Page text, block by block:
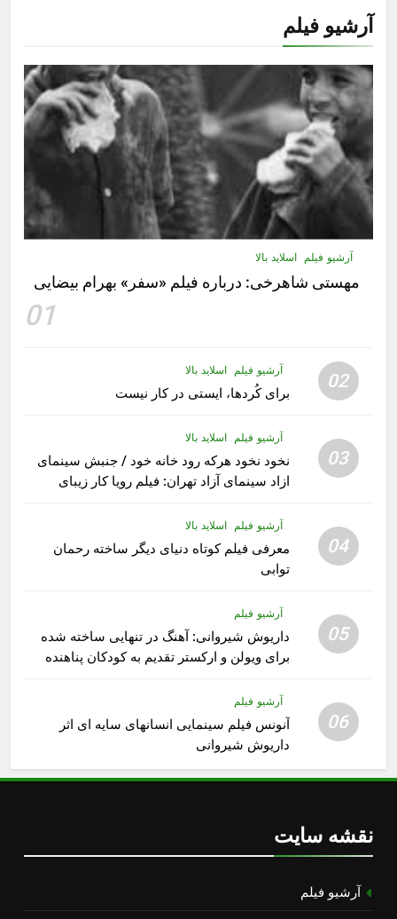
آرشیو فیلم
آرشیو فیلم اسلاید بالا
مهستى شاهرخى:‌ درباره فيلم «سفر» بهرام بیضایی
01
02 آرشیو فیلم اسلاید بالا
برای کُردها، ایستی در کار نیست
03
آرشیو فیلم اسلاید بالا
نخود نخود هرکه رود خانه خود / جنبش سینمای
ازاد سینمای آزاد تهران: فیلم رویا کار زیبای
04
آرشیو فیلم اسلاید بالا
معرفی فیلم کوتاه دنیای دیگر ساخته رحمان
توابی
05
آرشیو فیلم
داریوش شیروانی: آهنگ در تنهایی ساخته شده
برای ویولن و ارکستر تقدیم به کودکان پناهنده
06
آرشیو فیلم
آنونس فیلم سینمایی انسانهای سایه ای اثر
داریوش شیروانی
نقشه سایت
آرشیو فیلم